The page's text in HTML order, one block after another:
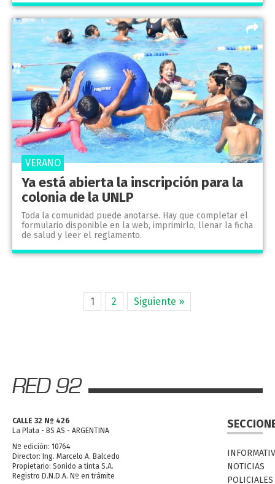
Ya está abierta la inscripción para la
colonia de la UNLP
Toda la comunidad puede anotarse. Hay que completar el
formulario disponible en la web, imprimirlo, llenar la ficha
de salud y leer el reglamento.
VERANO
1 2 Siguiente »
CALLE 32 Nº 426
La Plata - BS AS - ARGENTINA
Nº edición: 10764
Director: Ing. Marcelo A. Balcedo
Propietario: Sonido a tinta S.A.
Registro D.N.D.A. Nº en trámite
NOTICIAS
POLICIALES